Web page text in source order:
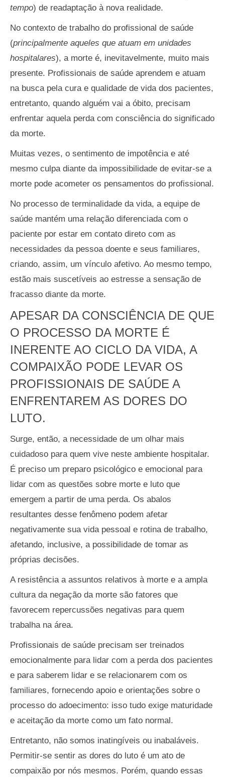
tempo) de readaptação à nova realidade.
No contexto de trabalho do profissional de saúde
(principalmente aqueles que atuam em unidades
hospitalares), a morte é, inevitavelmente, muito mais
presente. Profissionais de saúde aprendem e atuam
na busca pela cura e qualidade de vida dos pacientes,
entretanto, quando alguém vai a óbito, precisam
enfrentar aquela perda com consciência do significado
da morte.
Muitas vezes, o sentimento de impotência e até
mesmo culpa diante da impossibilidade de evitar-se a
morte pode acometer os pensamentos do profissional.
No processo de terminalidade da vida, a equipe de
saúde mantém uma relação diferenciada com o
paciente por estar em contato direto com as
necessidades da pessoa doente e seus familiares,
criando, assim, um vínculo afetivo. Ao mesmo tempo,
estão mais suscetíveis ao estresse a sensação de
fracasso diante da morte.
APESAR DA CONSCIÊNCIA DE QUE
O PROCESSO DA MORTE É
INERENTE AO CICLO DA VIDA, A
COMPAIXÃO PODE LEVAR OS
PROFISSIONAIS DE SAÚDE A
ENFRENTAREM AS DORES DO
LUTO.
Surge, então, a necessidade de um olhar mais
cuidadoso para quem vive neste ambiente hospitalar.
É preciso um preparo psicológico e emocional para
lidar com as questões sobre morte e luto que
emergem a partir de uma perda. Os abalos
resultantes desse fenômeno podem afetar
negativamente sua vida pessoal e rotina de trabalho,
afetando, inclusive, a possibilidade de tomar as
próprias decisões.
A resistência a assuntos relativos à morte e a ampla
cultura da negação da morte são fatores que
favorecem repercussões negativas para quem
trabalha na área.
Profissionais de saúde precisam ser treinados
emocionalmente para lidar com a perda dos pacientes
e para saberem lidar e se relacionarem com os
familiares, fornecendo apoio e orientações sobre o
processo do adoecimento: isso tudo exige maturidade
e aceitação da morte como um fato normal.
Entretanto, não somos inatingíveis ou inabaláveis.
Permitir-se sentir as dores do luto é um ato de
compaixão por nós mesmos. Porém, quando essas